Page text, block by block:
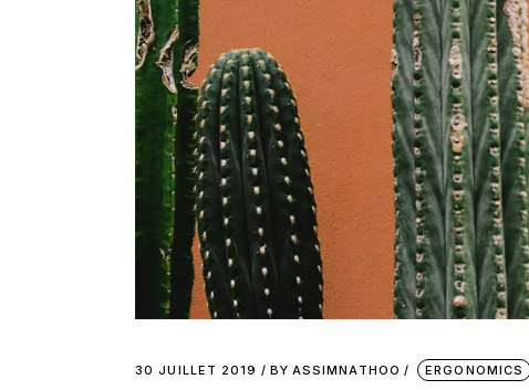
30 JUILLET 2019 BY ASSIMNATHOO ERGONOMICS